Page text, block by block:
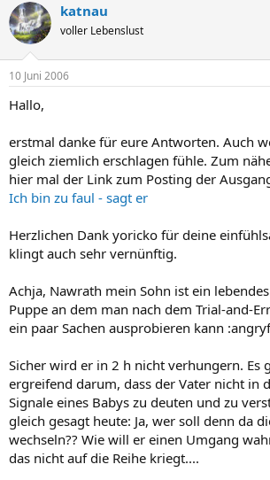
katnau
voller Lebenslust
10 Juni 2006
Hallo,
erstmal danke für eure Antworten. Auch
gleich ziemlich erschlagen fühle. Zum
hier mal der Link zum Posting der
Ich bin zu faul - sagt er
Herzlichen Dank yoricko für deine
klingt auch sehr vernünftig.
Achja, Nawrath mein Sohn ist ein
Puppe an dem man nach dem Trial-and-
ein paar Sachen ausprobieren kann
Sicher wird er in 2 h nicht verhungern. Es
ergreifend darum, dass der Vater nicht in
Signale eines Babys zu deuten und zu
gleich gesagt heute: Ja, wer soll denn da
wechseln?? Wie will er einen Umgang
das nicht auf die Reihe kriegt....